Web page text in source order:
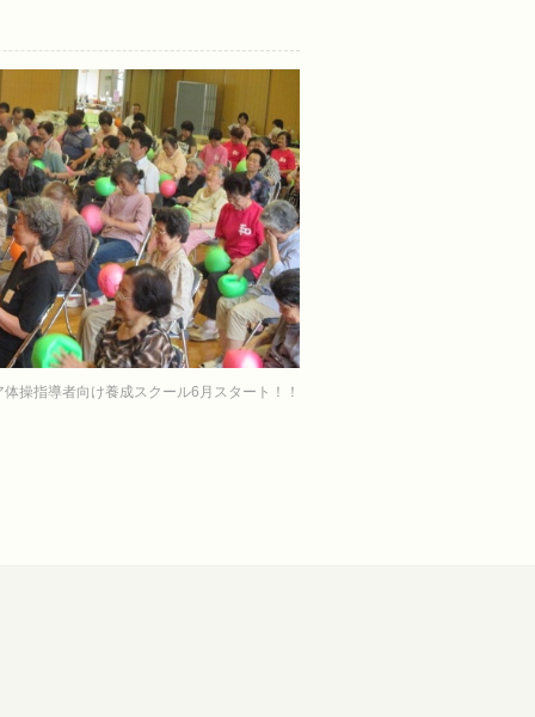
体操指導者向け養成スクール6月スタート！！